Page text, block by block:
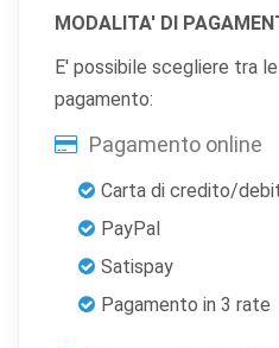
MODALITA' DI
E' possibile scegliere tra
pagamento:
Pagamento online
Carta di credito/
PayPal
Satispay
Pagamento in 3 rate